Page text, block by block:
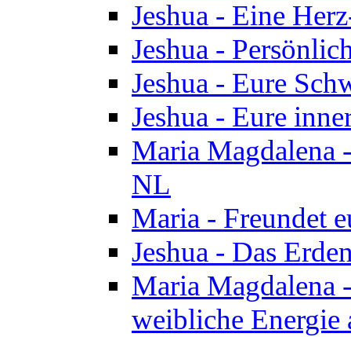
Jeshua - Eine
Jeshua -
Jeshua - Eure
Jeshua - Eure
Maria Magdalena
NL
Maria - Freundet
Jeshua - Das
Maria Magdalena
weibliche Energie